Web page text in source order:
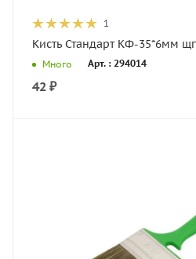
1
Кисть Стандарт КФ-35*6мм
Много Арт. : 294014
42 ₽